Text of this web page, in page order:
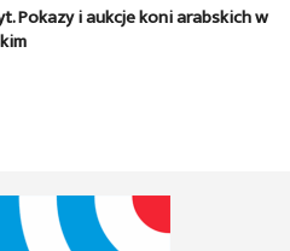
Pokazy i aukcje koni arabskich w